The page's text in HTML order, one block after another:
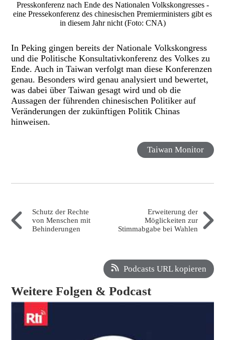
Presskonferenz nach Ende des Nationalen Volkskongresses -
eine Pressekonferenz des chinesischen Premierministers gibt es
in diesem Jahr nicht (Foto: CNA)
In Peking gingen bereits der Nationale Volkskongress
und die Politische Konsultativkonferenz des Volkes zu
Ende. Auch in Taiwan verfolgt man diese Konferenzen
genau. Besonders wird genau analysiert und bewertet,
was dabei über Taiwan gesagt wird und ob die
Aussagen der führenden chinesischen Politiker auf
Veränderungen der zukünftigen Politik Chinas
hinweisen.
Taiwan Monitor
Schutz der Rechte
von Menschen mit
Behinderungen
Erweiterung der
Möglickeiten zur
Stimmabgabe bei Wahlen
Podcasts URL kopieren
Weitere Folgen & Podcast